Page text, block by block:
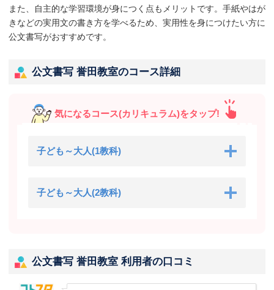
また、自主的な学習環境が身につく点もメリットです。手紙やはが
きなどの実用文の書き方を学べるため、実用性を身につけたい方に
公文書写がおすすめです。
公文書写 誉田教室のコース詳細
気になるコース(カリキュラム)をタップ!
子ども～大人(1教科)
子ども～大人(2教科)
公文書写 誉田教室 利用者の口コミ